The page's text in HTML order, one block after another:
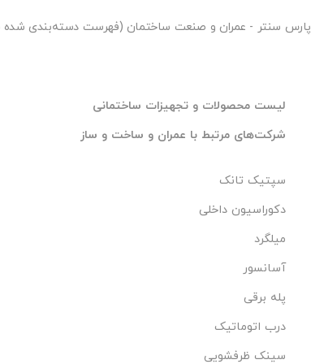
پارس سنتر - عمران و صنعت ساختمان (فهرست دسته‌بندی
لیست محصولات و تجهیزات ساختمانی
شرکت‌های مرتبط با عمران و ساخت و ساز
سپتیک تانک
دکوراسیون داخلی
میلگرد
آسانسور
پله برقی
درب اتوماتیک
سینک ظرفشویی